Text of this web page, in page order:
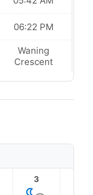
06:22 PM
Waning
Crescent
3